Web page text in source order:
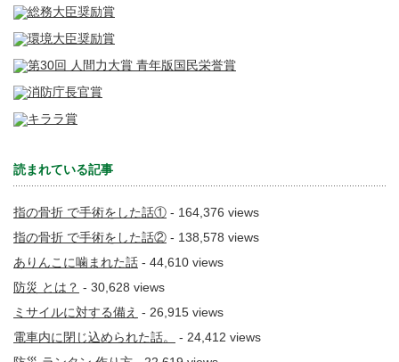
読まれている記事
指の骨折 で手術をした話① - 164,376 views
指の骨折 で手術をした話② - 138,578 views
ありんこに噛まれた話 - 44,610 views
防災 とは？ - 30,628 views
ミサイルに対する備え - 26,915 views
電車内に閉じ込められた話。
- 24,412 views